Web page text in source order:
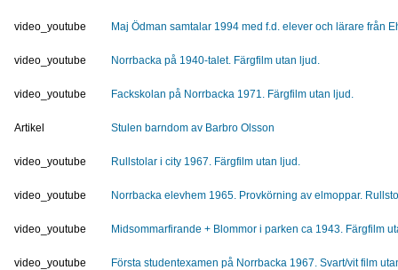
video_youtube Maj Ödman samtalar 1994 med f.d. elever och lärare från
video_youtube Norrbacka på 1940-talet. Färgfilm utan ljud.
video_youtube Fackskolan på Norrbacka 1971. Färgfilm utan ljud.
Artikel Stulen barndom av Barbro Olsson
video_youtube Rullstolar i city 1967. Färgfilm utan ljud.
video_youtube Norrbacka elevhem 1965. Provkörning av elmoppar.
video_youtube Midsommarfirande + Blommor i parken ca 1943. Färgfilm
video_youtube Första studentexamen på Norrbacka 1967. Svart/vit film